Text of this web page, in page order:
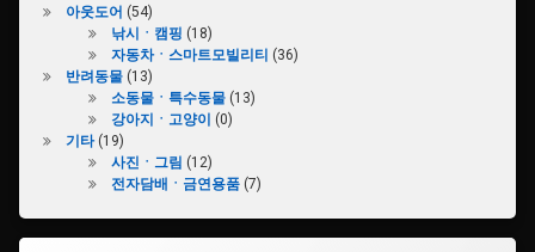
아웃도어 (54)
낚시ㆍ캠핑 (18)
자동차ㆍ스마트모빌리티 (36)
반려동물(13)
소동물ㆍ특수동물(13)
강아지ㆍ고양이 (0)
기타(19)
사진ㆍ그림 (12)
전자담배ㆍ금연용품(7)